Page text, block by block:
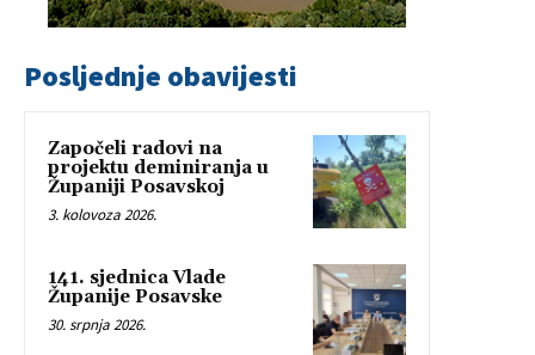
Posljednje obavijesti
Započeli radovi na
projektu deminiranja u
Županiji Posavskoj
3. kolovoza 2026.
141. sjednica Vlade
Županije Posavske
30. srpnja 2026.